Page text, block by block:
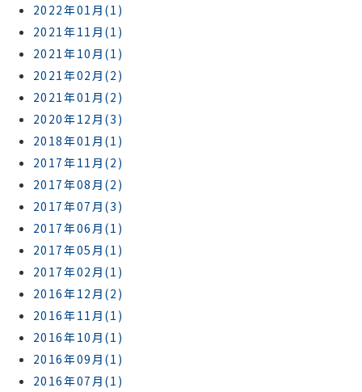
2022年01月(1)
2021年11月(1)
2021年10月(1)
2021年02月(2)
2021年01月(2)
2020年12月(3)
2018年01月(1)
2017年11月(2)
2017年08月(2)
2017年07月(3)
2017年06月(1)
2017年05月(1)
2017年02月(1)
2016年12月(2)
2016年11月(1)
2016年10月(1)
2016年09月(1)
2016年07月(1)